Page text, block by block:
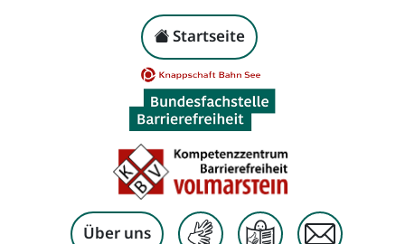
Zum Inhalt springen
Overlay-Tools –
Kopf-Navigation
Startseite
Über uns